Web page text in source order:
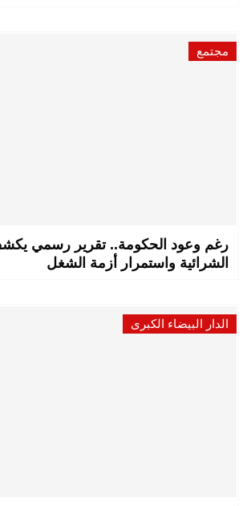
مجتمع
رغم وعود الحكومة.. تقرير رسمي
الشرائية واستمرار أزمة الشغل
الدار البيضاء الكبرى